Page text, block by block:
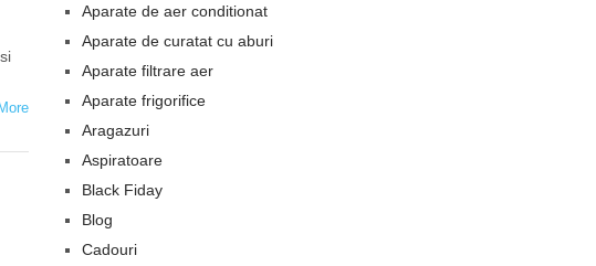
Aparate de aer conditionat
Aparate de curatat cu aburi
Aparate filtrare aer
Aparate frigorifice
Aragazuri
Aspiratoare
Black Fiday
Blog
Cadouri